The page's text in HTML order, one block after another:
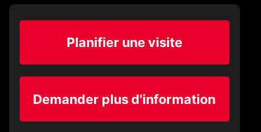
Planifier une visite
Demander plus d'information